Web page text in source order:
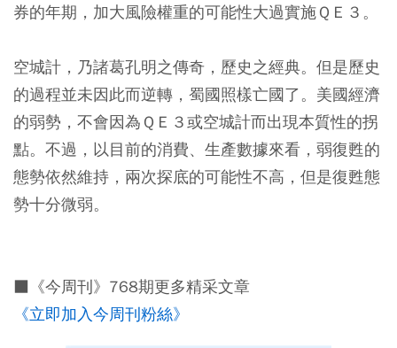
券的年期，加大風險權重的可能性大過實施ＱＥ３。
空城計，乃諸葛孔明之傳奇，歷史之經典。但是歷史
的過程並未因此而逆轉，蜀國照樣亡國了。美國經濟
的弱勢，不會因為ＱＥ３或空城計而出現本質性的拐
點。不過，以目前的消費、生產數據來看，弱復甦的
態勢依然維持，兩次探底的可能性不高，但是復甦態
勢十分微弱。
■《今周刊》768期更多精采文章
《立即加入今周刊粉絲》